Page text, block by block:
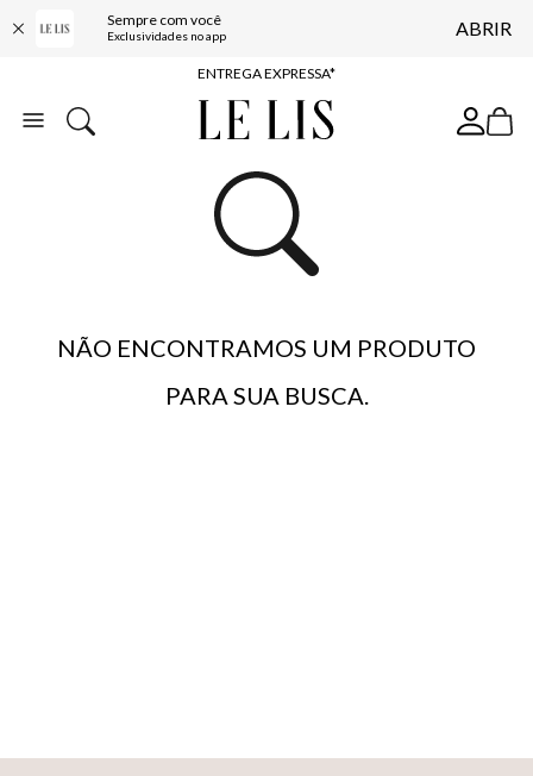
Sempre com você
Exclusividades no app ABRIR
COMPRE ONLINE E RETIRE EM LOJA*
ENTREGA EXPRESSA*
FRETE GRÁTIS*
10% OFF NA PRIMEIRA COMPRA*
NÃO ENCONTRAMOS UM PRODUTO
PARA SUA BUSCA.